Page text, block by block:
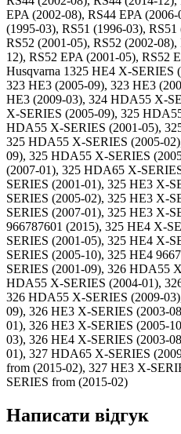
Написати відгук